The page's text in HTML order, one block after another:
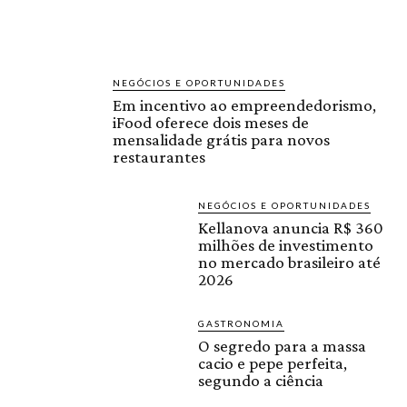
NEGÓCIOS E OPORTUNIDADES
Em incentivo ao empreendedorismo,
iFood oferece dois meses de
mensalidade grátis para novos
restaurantes
NEGÓCIOS E OPORTUNIDADES
Kellanova anuncia R$ 360
milhões de investimento
no mercado brasileiro até
2026
GASTRONOMIA
O segredo para a massa
cacio e pepe perfeita,
segundo a ciência